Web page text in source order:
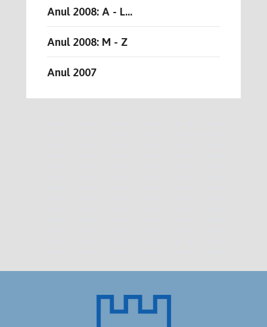
Anul 2008: A - L...
Anul 2008: M - Z
Anul 2007